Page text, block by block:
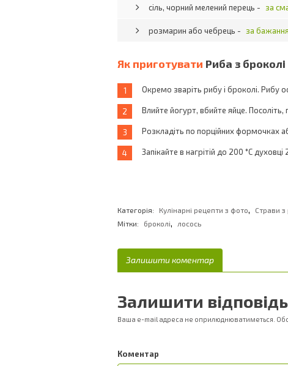
сіль, чорний мелений перець - за
розмарин або чебрець - за
Як приготувати Риба з броколі
Окремо зваріть рибу і броколі. Рибу
Влийте йогурт, вбийте яйце. Посоліть,
Розкладіть по порційних формочках
Запікайте в нагрітій до 200 °С духовці
Категорія: Кулінарні рецепти з фото,
Страви з
Мітки:
броколі, лосось
Залишити коментар
Залишити відповідь
Ваша e-mail адреса не оприлюднюватиметься.